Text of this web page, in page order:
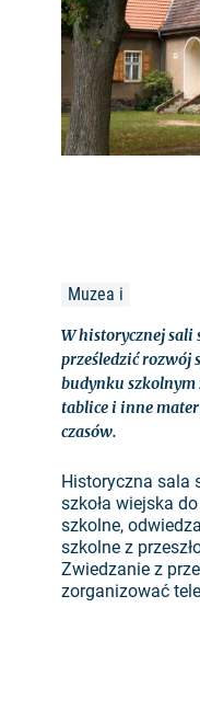
Muzea i
W historycznej sali
prześledzić rozwój
budynku szkolnym
tablice i inne
czasów.
Historyczna sala
szkoła wiejska
szkolne,
szkolne z
Zwiedzanie z
zorganizować